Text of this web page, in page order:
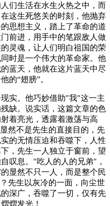
们生活在水生火热之中，而
这生死悠关的时刻，他抛弃
思想主义，踏上了革命的道
前进，用手中的笔跟敌人做
灵魂，让人们明白祖国的荣
时是一个伟大的革命家。他
蓝天，他就在这片蓝天中尽
的“翅膀”。
实。他巧妙借助"我"这一主
缺。说实话，这篇文章的色
着亮光，透露着激荡与高
然不是先生的直接目的，先
的无情压迫和吞噬下，人性
，先生一人独立于窗前，望
叹息。"吃人的人的兄弟"，
显然不只一人，而是整个民
先生以灰冷的一面，向尘世
深广，吞噬了一切，仅有先
熠发光！